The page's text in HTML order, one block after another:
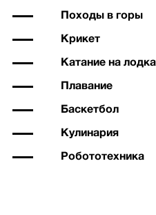
Походы в горы
Крикет
Катание на
Плавание
Баскетбол
Кулинария
Робототехника